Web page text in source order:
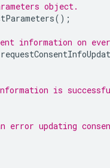
object.
();
information on
is
error updating